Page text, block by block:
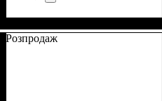
Розпродаж